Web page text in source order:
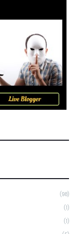
(98)
(1)
(1)